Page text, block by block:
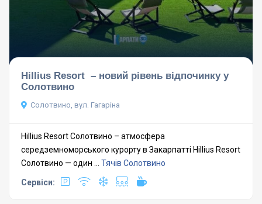
Hillius Resort – новий рівень відпочинку у
Солотвино
Солотвино, вул. Гагаріна
Hillius Resort Солотвино – атмосфера
середземноморського курорту в Закарпатті Hillius Resort
Солотвино — один ... Тячів Солотвино
Сервіси: